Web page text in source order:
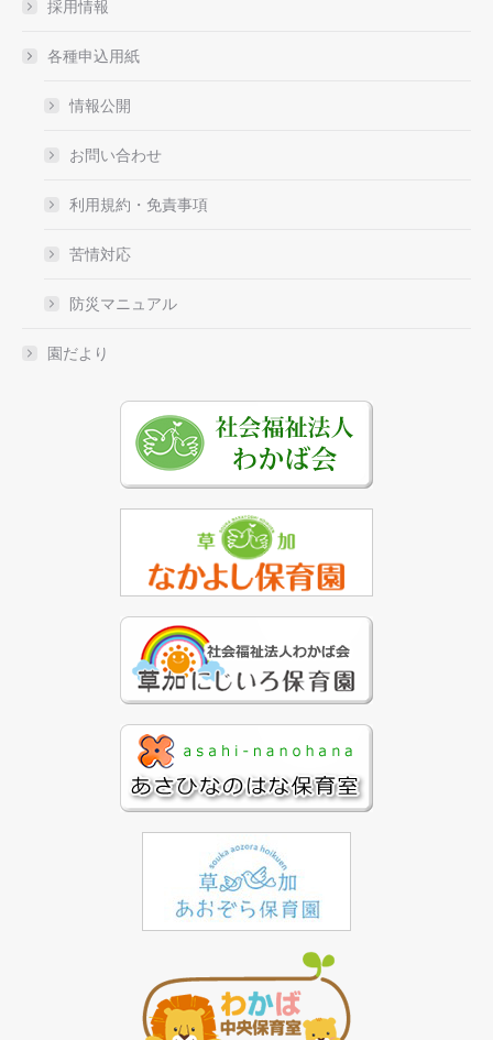
採用情報
各種申込用紙
情報公開
お問い合わせ
利用規約・免責事項
苦情対応
防災マニュアル
園だより